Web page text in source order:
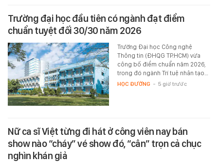
Trường đại học đầu tiên có ngành đạt điểm
chuẩn tuyệt đối 30/30 năm 2026
Trường Đại học Công nghệ
Thông tin (ĐHQG TP.HCM) vừa
công bố điểm chuẩn năm 2026,
trong đó ngành Trí tuệ nhân tạo…
HỌC ĐƯỜNG - 5 giờ trước
Nữ ca sĩ Việt từng đi hát ở công viên nay bán
show nào “cháy” vé show đó, “cân” trọn cả chục
nghìn khán giả